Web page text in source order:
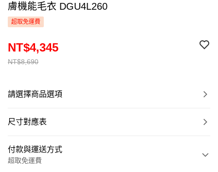
膚機能毛衣 DGU4L260
超取免運費
NT$8,690
NT$4,345
請選擇商品選項
尺寸對應表
付款與運送方式
超取免運費